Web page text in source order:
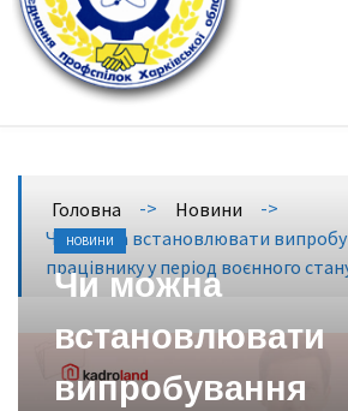
Головна -> Новини
->
Чи можна встановлювати
працівнику у період воєнного
НОВИНИ
Чи можна
встановлювати
випробування